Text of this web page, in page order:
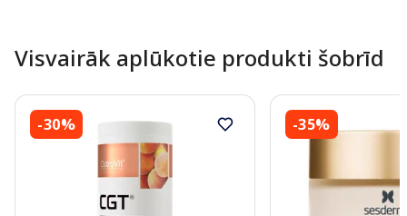
Visvairāk aplūkotie produkti šobrīd
-30% -35%